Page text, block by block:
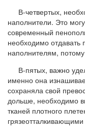
В-четвертых,
наполнители. Это
современный
необходимо
наполнителям,
В-пятых, важно
именно она
сохраняла свой
дольше, необходимо
тканей плотного